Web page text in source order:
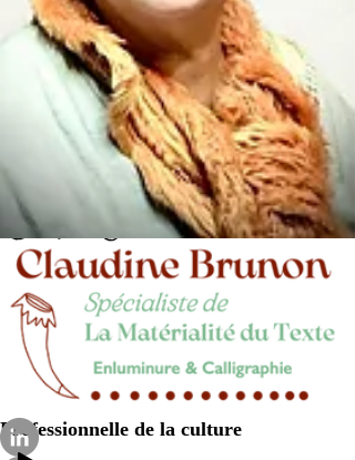
Professionnelle de la culture